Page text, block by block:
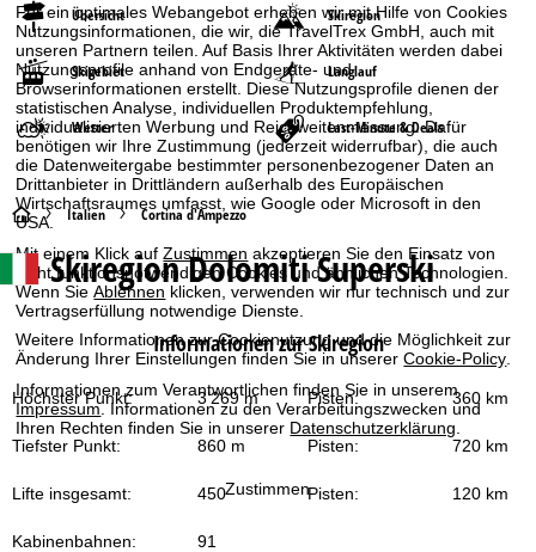
Für ein optimales Webangebot erheben wir mit Hilfe von Cookies
Nutzungsinformationen, die wir, die TravelTrex GmbH, auch mit
unseren Partnern teilen. Auf Basis Ihrer Aktivitäten werden dabei
Nutzungsprofile anhand von Endgeräte- und
Browserinformationen erstellt. Diese Nutzungsprofile dienen der
statistischen Analyse, individuellen Produktempfehlung,
individualisierten Werbung und Reichweitenmessung. Dafür
benötigen wir Ihre Zustimmung (jederzeit widerrufbar), die auch
die Datenweitergabe bestimmter personenbezogener Daten an
Drittanbieter in Drittländern außerhalb des Europäischen
Wirtschaftsraumes umfasst, wie Google oder Microsoft in den
USA.
Mit einem Klick aufZustimmen akzeptieren Sie den Einsatz von
nicht funktionsnotwendigen Cookies und ähnlichen Technologien.
Wenn SieAblehnen klicken, verwenden wir nur technisch und zur
Vertragserfüllung notwendige Dienste.
Weitere Informationen zur Cookienutzung und die Möglichkeit zur
Änderung Ihrer Einstellungen finden Sie in unsererCookie-Policy
Informationen zum Verantwortlichen finden Sie in unserem
Impressum. Informationen zu den Verarbeitungszwecken und
Ihren Rechten finden Sie in unserer Datenschutzerklärung
Zustimmen
Übersicht Skiregion
Skigebiet Langlauf
Wetter Last-Minute & Deals
S
t
a
r
t
s
Italien Cortina d'Ampezzo
Skiregion Dolomiti Superski
Informationen zur Skiregion
Höchster Punkt: 3’269 m Pisten: 360 km
Tiefster Punkt: 860 m Pisten: 720 km
Lifte insgesamt: 450 Pisten: 120 km
Kabinenbahnen: 91